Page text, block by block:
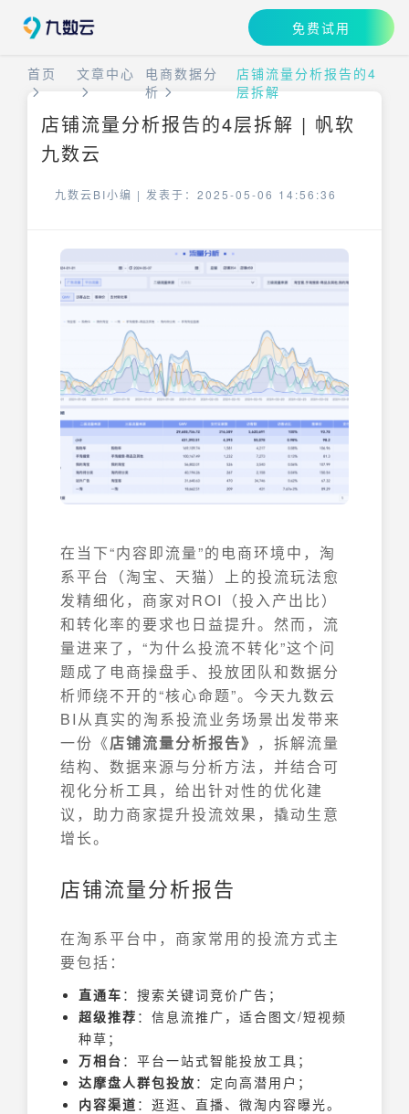
免费试用
首页 文章中心
电商数据分
析
店铺流量分析报告的4
层拆解
店铺流量分析报告的4层拆解 | 帆软
九数云
九数云BI小编 | 发表于：2025-05-06 14:56:36
在当下“内容即流量”的电商环境中，淘
系平台（淘宝、天猫）上的投流玩法愈
发精细化，商家对ROI（投入产出比）
和转化率的要求也日益提升。然而，流
量进来了，“为什么投流不转化”这个问
题成了电商操盘手、投放团队和数据分
析师绕不开的“核心命题”。今天九数云
BI从真实的淘系投流业务场景出发带来
一份《店铺流量分析报告》 ，拆解流量
结构、数据来源与分析方法，并结合可
视化分析工具，给出针对性的优化建
议，助力商家提升投流效果，撬动生意
增长。
店铺流量分析报告
在淘系平台中，商家常用的投流方式主
要包括：
直通车 ：搜索关键词竞价广告；
超级推荐 ：信息流推广，适合图文/短视频
种草；
万相台 ：平台一站式智能投放工具；
达摩盘人群包投放 ：定向高潜用户；
内容渠道 ：逛逛、直播、微淘内容曝光。